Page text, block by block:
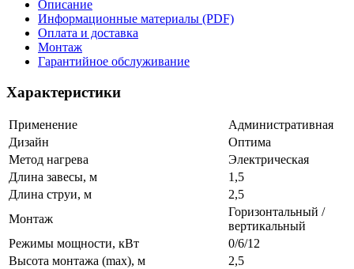
Описание
Информационные материалы (PDF)
Оплата и доставка
Монтаж
Гарантийное обслуживание
Характеристики
Применение
Административная
Дизайн
Оптима
Метод нагрева
Электрическая
Длина завесы, м
1,5
Длина струи, м
2,5
Монтаж
Горизонтальный /
вертикальный
Режимы мощности, кВт
0/6/12
Высота монтажа (max), м
2,5